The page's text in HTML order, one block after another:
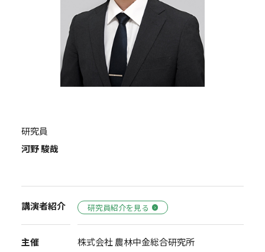
研究員
河野 駿哉
講演者紹介 研究員紹介を見る
主催
株式会社 農林中金総合研究所